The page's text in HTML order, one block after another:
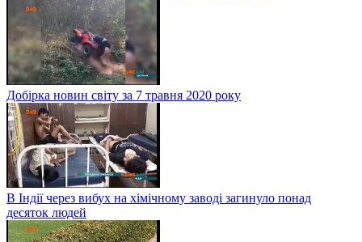
Добірка новин світу за 7 травня 2020 року
В Індії через вибух на хімічному заводі загинуло понад
десяток людей